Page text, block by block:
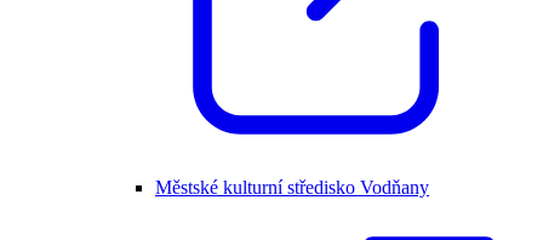
Městské kulturní středisko Vodňany